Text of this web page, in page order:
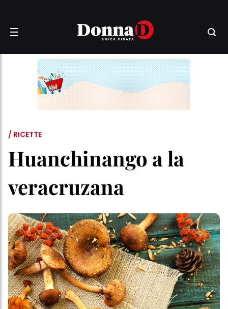
/ RICETTE
Huanchinango a la
veracruzana